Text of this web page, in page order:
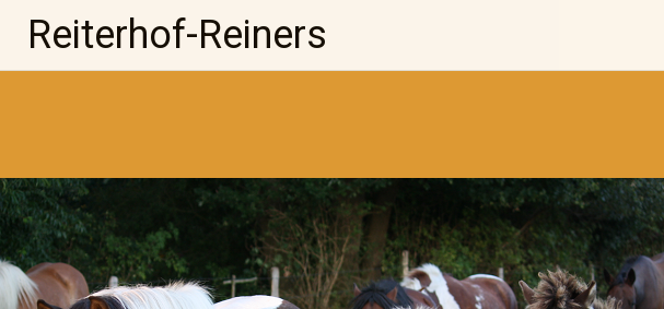
Inhalt
springen
Reiterhof-Reiners